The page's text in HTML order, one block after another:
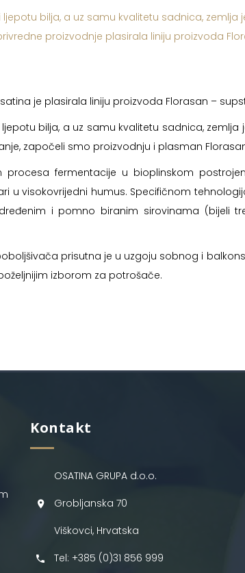
bilja, a uz samu kvalitetu sadnica,
proizvodnje plasirala liniju proizvoda
je plasirala liniju proizvoda Florasan –
bilja, a uz samu kvalitetu sadnica,
započeli smo proizvodnju i plasman
procesa fermentacije u bioplinskom
u visokovrijedni humus. Specifičnom
i pomno biranim sirovinama (bijeli
prisutna je u uzgoju sobnog i
izborom za potrošače.
Kontakt
OSATINA GRUPA d.o.o.
Grobljanska 70
Viškovci, Hrvatska
Tel: +385 (0)31 856 999